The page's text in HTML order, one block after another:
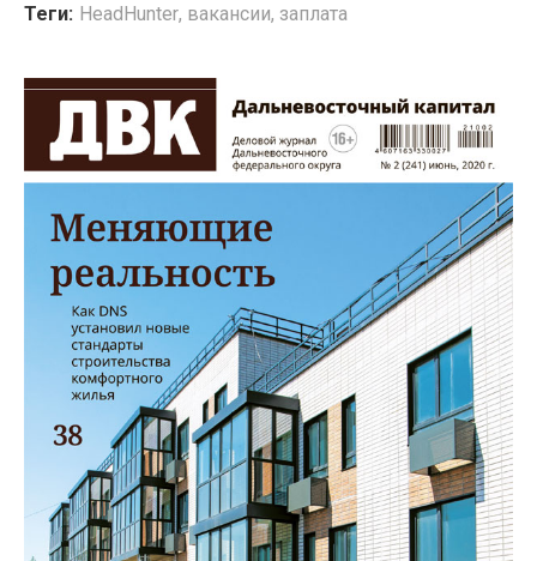
Теги: HeadHunter, вакансии, заплата